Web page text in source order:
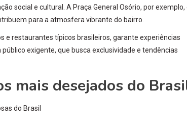
social e cultural. A Praça General Osório, por exemplo,
para a atmosfera vibrante do bairro.
e restaurantes típicos brasileiros, garante experiências
exigente, que busca exclusividade e tendências
mais desejados do
do Brasil